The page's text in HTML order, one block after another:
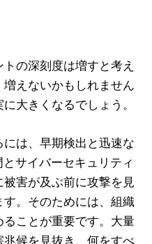
の深刻度は増すと考え
えないかもしれません
大きくなるでしょう。
は、早期検出と迅速な
サイバーセキュリティ
害が及ぶ前に攻撃を見
。そのためには、組織
ことが重要です。大量
候を見抜き、何をすべ